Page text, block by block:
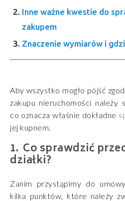
Inne ważne kwestie do
zakupem
Znaczenie wymiarów i
Aby wszystko mogło pójść
zakupu nieruchomości należy
co oznacza właśnie dokładne
jej kupnem.
Co sprawdzić
działki?
Zanim przystąpimy do
kilka punktów, które należy